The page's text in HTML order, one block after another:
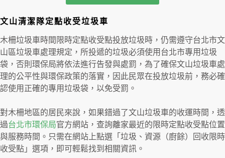
文山清潔隊定點收受垃圾車
木柵垃圾車時間限時定點收受點投放垃圾時，仍需遵守台北市文
山區垃圾車處理規定，所投遞的垃圾必須使用台北市專用垃圾
袋，否則環保局將依法進行告發與處罰，為了確保文山垃圾車處
理的公平性與環保政策的落實，因此民眾在投放垃圾前，務必確
認使用正確的專用垃圾袋，以免受罰。
對木柵地區的居民來說，如果錯過了文山垃圾車的收運時間，透
過台北市環保局官方網站，查詢離家最近的限時定點收受點位置
與服務時間。只需在網站上點選「垃圾、資源（廚餘）回收限時
收受點」選項，即可輕鬆找到相關資訊。